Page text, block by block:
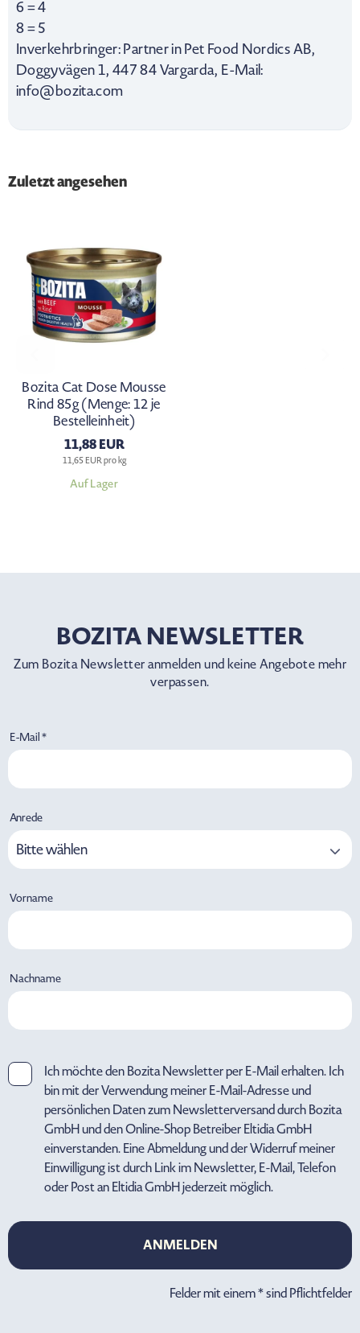
6 = 4
8 = 5
Inverkehrbringer: Partner in Pet Food Nordics AB,
Doggyvägen 1, 447 84 Vargarda, E-Mail:
info@bozita.com
Zuletzt angesehen
Bozita Cat Dose Mousse
Rind 85g (Menge: 12 je
Bestelleinheit)
11,88 EUR
11,65 EUR pro kg
Auf Lager
BOZITA NEWSLETTER
Zum Bozita Newsletter anmelden und keine Angebote mehr
verpassen.
E-Mail *
Anrede
Bitte wählen
Vorname
Nachname
Ich möchte den Bozita Newsletter per E-Mail erhalten. Ich
bin mit der Verwendung meiner E-Mail-Adresse und
persönlichen Daten zum Newsletterversand durch Bozita
GmbH und den Online-Shop Betreiber Eltidia GmbH
einverstanden. Eine Abmeldung und der Widerruf meiner
Einwilligung ist durch Link im Newsletter, E-Mail, Telefon
oder Post an Eltidia GmbH jederzeit möglich.
ANMELDEN
ANMELDEN
Felder mit einem * sind Pflichtfelder